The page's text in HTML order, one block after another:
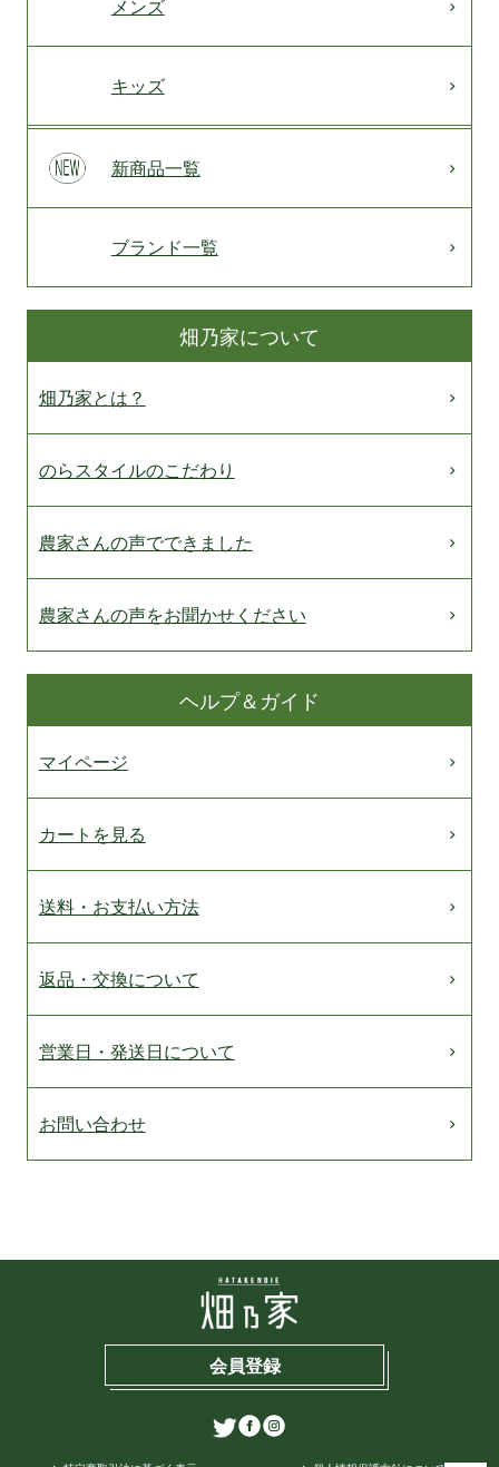
メンズ
キッズ
新商品一覧
ブランド一覧
畑乃家について
畑乃家とは？
のらスタイルのこだわり
農家さんの声でできました
農家さんの声をお聞かせください
ヘルプ＆ガイド
マイページ
カートを見る
送料・お支払い方法
返品・交換について
営業日・発送日について
お問い合わせ
会員登録